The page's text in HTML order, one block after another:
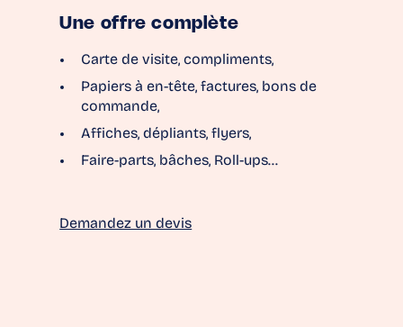
Une offre complète
Carte de visite, compliments,
Papiers à en-tête, factures, bons de
commande,
Affiches, dépliants, flyers,
Faire-parts, bâches, Roll-ups…
Demandez un devis